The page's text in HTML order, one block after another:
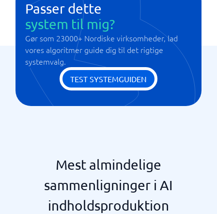
Passer dette
system til mig?
Gør som 23000+ Nordiske virksomheder, lad
vores algoritmer guide dig til det rigtige
systemvalg.
TEST SYSTEMGUIDEN
Mest almindelige
sammenligninger i AI
indholdsproduktion